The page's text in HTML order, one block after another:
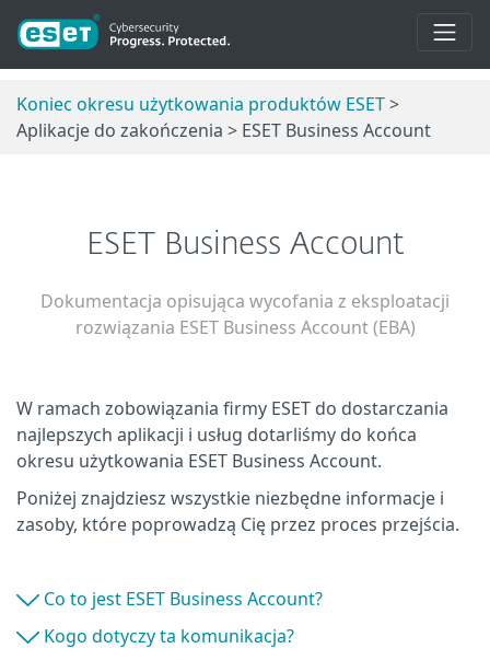
Koniec okresu użytkowania produktów ESET>
Aplikacje do zakończenia > ESET Business Account
ESET Business Account
Dokumentacja opisująca wycofania z eksploatacji
rozwiązania ESET Business Account (EBA)
W ramach zobowiązania firmy ESET do dostarczania
najlepszych aplikacji i usług dotarliśmy do końca
okresu użytkowania ESET Business Account.
Poniżej znajdziesz wszystkie niezbędne informacje i
zasoby, które poprowadzą Cię przez proces przejścia.
Co to jest ESET Business Account?
Kogo dotyczy ta komunikacja?